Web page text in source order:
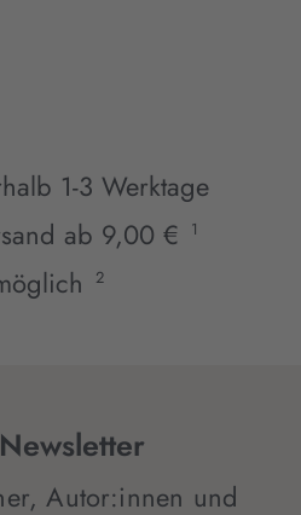
1-3 Werktage
ab 9,00 €
1
2
Autor:innen und